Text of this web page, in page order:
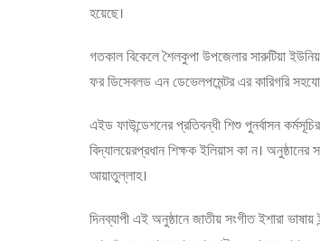
হয়েছে।
গতকাল বিকেলে শৈলকুপা উপজেলার সারুটিয়া
ফর ডিসেবলড এন ডেভেলপমেন্টর এর কারিগরি
এইড ফাউন্ডেশনের প্রতিবন্ধী শিশু পুনর্বাসন
বিদ্যালয়েরপ্রধান শিক্ষক ইলিয়াস কা ন। অনুষ্ঠানের
আয়াতুল্লাহ।
দিনব্যাপী এই অনুষ্ঠানে জাতীয় সংগীত ইশারা